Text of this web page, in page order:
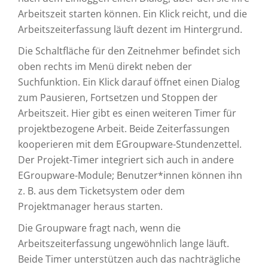
Arbeitszeit starten können. Ein Klick reicht, und die
Arbeitszeiterfassung läuft dezent im Hintergrund.
Die Schaltfläche für den Zeitnehmer befindet sich
oben rechts im Menü direkt neben der
Suchfunktion. Ein Klick darauf öffnet einen Dialog
zum Pausieren, Fortsetzen und Stoppen der
Arbeitszeit. Hier gibt es einen weiteren Timer für
projektbezogene Arbeit. Beide Zeiterfassungen
kooperieren mit dem EGroupware-Stundenzettel.
Der Projekt-Timer integriert sich auch in andere
EGroupware-Module; Benutzer*innen können ihn
z. B. aus dem Ticketsystem oder dem
Projektmanager heraus starten.
Die Groupware fragt nach, wenn die
Arbeitszeiterfassung ungewöhnlich lange läuft.
Beide Timer unterstützen auch das nachträgliche